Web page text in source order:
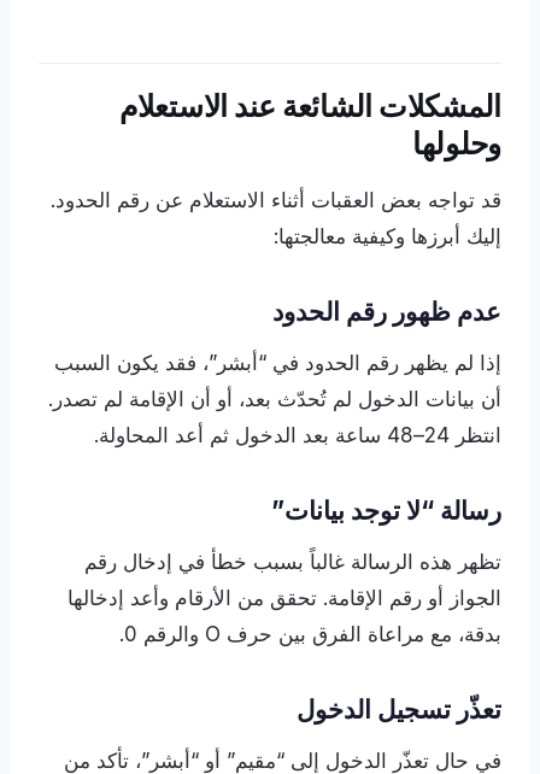
المشكلات الشائعة عند الاستعلام
وحلولها
قد تواجه بعض العقبات أثناء الاستعلام عن رقم الحدود.
إليك أبرزها وكيفية معالجتها:
عدم ظهور رقم الحدود
إذا لم يظهر رقم الحدود في “أبشر”، فقد يكون السبب
أن بيانات الدخول لم تُحدّث بعد، أو أن الإقامة لم تصدر.
انتظر 24–48 ساعة بعد الدخول ثم أعد المحاولة.
رسالة “لا توجد بيانات”
تظهر هذه الرسالة غالباً بسبب خطأ في إدخال رقم
الجواز أو رقم الإقامة. تحقق من الأرقام وأعد إدخالها
بدقة، مع مراعاة الفرق بين حرف O والرقم 0.
تعذّر تسجيل الدخول
في حال تعذّر الدخول إلى “مقيم” أو “أبشر”، تأكد من